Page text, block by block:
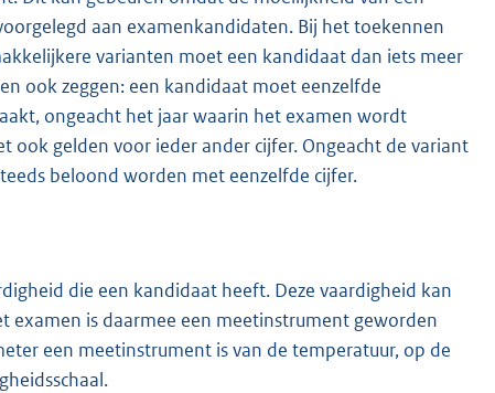
aan examenkandidaten. Bij het toekennen
varianten moet een kandidaat dan iets meer
ook zeggen: een kandidaat moet eenzelfde
ongeacht het jaar waarin het examen wordt
gelden voor ieder ander cijfer. Ongeacht de variant
beloond worden met eenzelfde cijfer.
die een kandidaat heeft. Deze vaardigheid kan
examen is daarmee een meetinstrument geworden
een meetinstrument is van de temperatuur, op de